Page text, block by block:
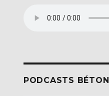
Syndicat des vins
PODCASTS BÉTON